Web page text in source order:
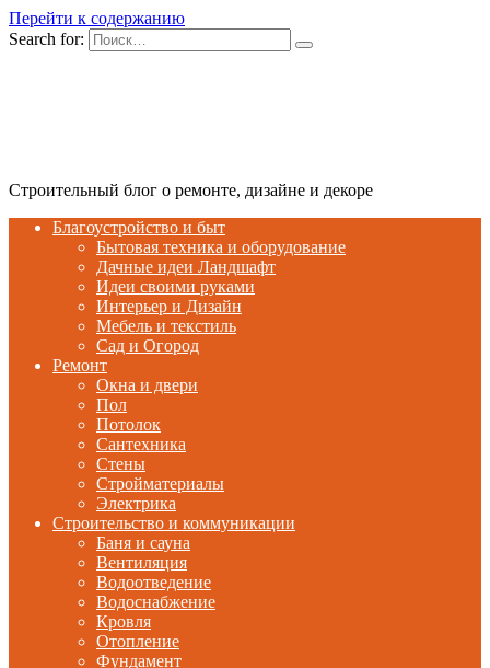
Перейти к содержанию
Search for:
Строительный блог о ремонте, дизайне и декоре
Благоустройство и быт
Бытовая техника и оборудование
Дачные идеи Ландшафт
Идеи своими руками
Интерьер и Дизайн
Мебель и текстиль
Сад и Огород
Ремонт
Окна и двери
Пол
Потолок
Сантехника
Стены
Стройматериалы
Электрика
Строительство и коммуникации
Баня и сауна
Вентиляция
Водоотведение
Водоснабжение
Кровля
Отопление
Фундамент